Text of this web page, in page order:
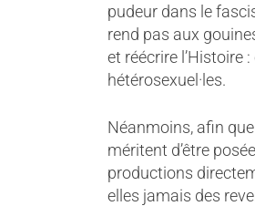
pudeur dans le
rend pas aux
et réécrire l’Histoire
hétérosexuel·les.
Néanmoins, afin
méritent d’être
productions
elles jamais des